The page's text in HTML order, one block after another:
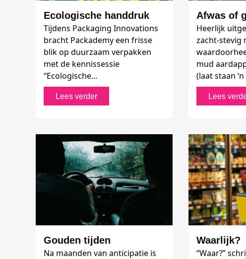
Ecologische handdruk
Tijdens Packaging Innovations
bracht Packademy een frisse
blik op duurzaam verpakken
met de kennissessie
“Ecologische...
Lees verder
Afwas of
Heerlijk
zacht-stevig
mud
(laat staan
Lees
Gouden tijden
Na maanden van anticipatie is
Waarlijk?
“Waar?”